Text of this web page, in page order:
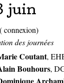
juin
connexion)
des journées
Coutant,
Bouhours,